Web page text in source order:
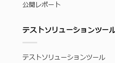
公開レポート
テストソリューションツー
テストソリューションツール